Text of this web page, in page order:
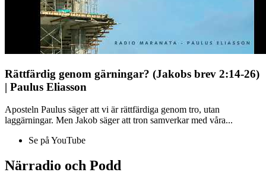
Rättfärdig genom gärningar? (Jakobs brev 2:14-26)
| Paulus Eliasson
Aposteln Paulus säger att vi är rättfärdiga genom tro, utan
laggärningar. Men Jakob säger att tron samverkar med våra...
Se på YouTube
Närradio och Podd